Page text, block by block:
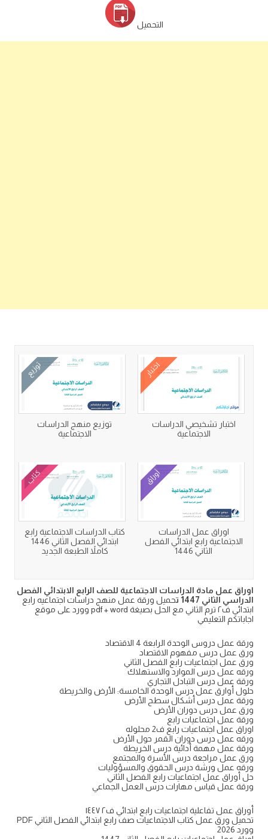
التحميل
اختبار
اختبار تشخيصي الدراسات
الاجتماعية
توزيع
توزيع منهج الدراسات
الاجتماعية
أوراق
اوراق عمل الدراسات
الاجتماعية رابع ابتدائي الفصل
الثاني 1446
كتاب
كتاب الدراسات الاجتماعية رابع
ابتدائي الفصل الثاني 1446
كاملاً الطبعة الجديد
اوراق عمل مادة الدراسات الاجتماعية للصف الرابع الابتدائي الفصل
الدراسي الثاني 1447 ت
حميل ورقة عمل منهج دراسات اجتماعيه رابع
ابتدائي ف٢ ترم الثاني مع الحل بصيغة pdf + word وورد على موقع
اجاباتكم التعليمي
ورقة عمل دروس الوحدة الرابعة 4 الاقتصاد
ورق عمل درس مفهوم الاقتصاد
ورق عمل اجتماعيات رابع الفصل الثاني
ورقه عمل درس الموارد والاستهلاك
ورقة عمل درس التبادل التجاري
حلول أوارق عمل درس الوحدة الخامسة: الأرض والخريطة
ورقة عمل درس أشكال سطح الأرض
ورق عمل درس دوران الأرض
ورقة عمل اجتماعيات رابع
اوراق عمل اجتماعيات رابع ف2 محلوله
ورقه عمل درس دوران القمر حول الأرض
ورقة عمل مهمة أدائية درس الخريطة
ورق عمل مراجعة درس الأسرة والمجتمع
ورقه عمل ورشة درس الحقوق والمسؤوليات
حل أوراق عمل اجتماعيات رابع الفصل الثاني
ورقة عمل قياس مهارات درس العمل الجماعي
أوراق عمل تفاعلية اجتماعيات رابع ابتدائي ف٢ ١٤٤٧
تحميل ورق عمل كتاب الاجتماعيات صف رابع ابتدائي الفصل الثاني PDF
وورد 2026